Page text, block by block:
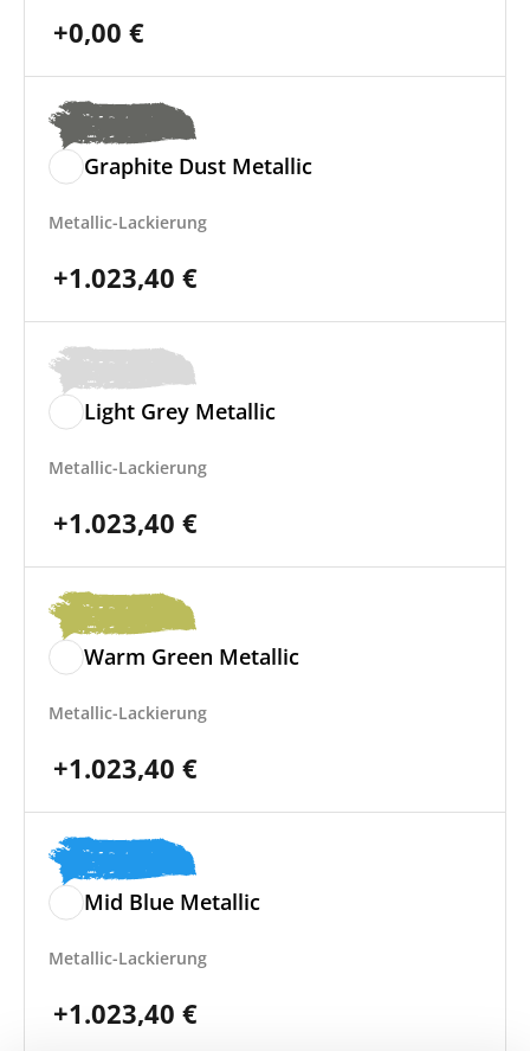
+0,00 €
Graphite Dust Metallic
Metallic-Lackierung
+1.023,40 €
Light Grey Metallic
Metallic-Lackierung
+1.023,40 €
Warm Green Metallic
Metallic-Lackierung
+1.023,40 €
Mid Blue Metallic
Metallic-Lackierung
+1.023,40 €